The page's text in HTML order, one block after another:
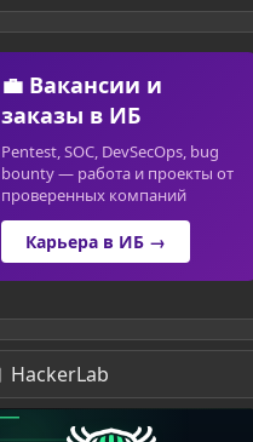
💼 Вакансии и
заказы в ИБ
Pentest, SOC, DevSecOps, bug
bounty — работа и проекты от
проверенных компаний
Карьера в ИБ →
HackerLab